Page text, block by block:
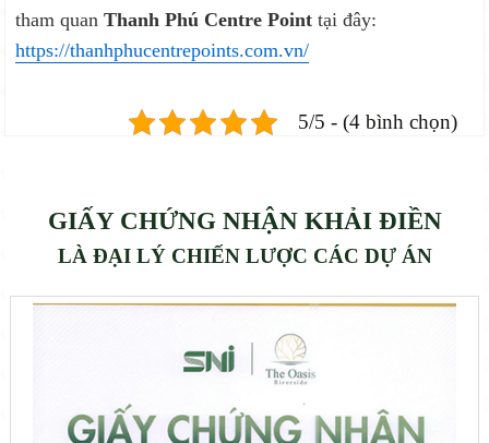
tham quanThanh Phú Centre Point tại đây:
https://thanhphucentrepoints.com.vn/
5/5 - (4 bình chọn)
GIẤY CHỨNG NHẬN KHẢI ĐIỀN
LÀ ĐẠI LÝ CHIẾN LƯỢC CÁC DỰ ÁN